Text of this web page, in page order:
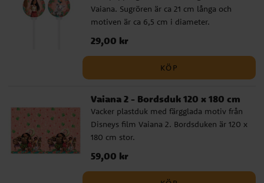
Vaiana. Sugrören är ca 21 cm långa och
motiven är ca 6,5 cm i diameter.
Pris:29,00 kr
29,00 kr
KÖP
Vaiana 2 - Bordsduk 120 x 180 cm
Vacker plastduk med färgglada motiv från
Disneys film Vaiana 2. Bordsduken är 120 x
180 cm stor.
Pris:59,00 kr
59,00 kr